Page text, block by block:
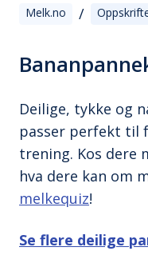
Melk.no /
Deilige, tykke og
passer perfekt til
trening. Kos dere
hva dere kan om
melkequiz!
Se flere deilige